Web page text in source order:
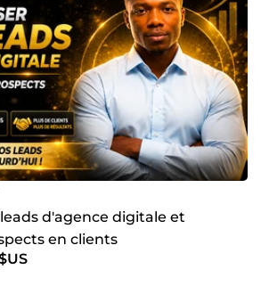
Je serai ravi d'échanger avec vous, de
et de vous orienter vers la
à votre projet. 🚀
d'agence digitale et
en clients